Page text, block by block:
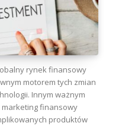
rynek finansowy
motorem tych zmian
Innym ważnym
finansowy
produktów